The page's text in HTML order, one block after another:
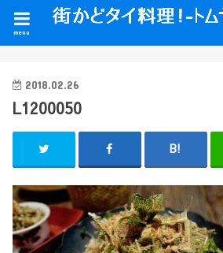
menu
2018.02.26
L1200050